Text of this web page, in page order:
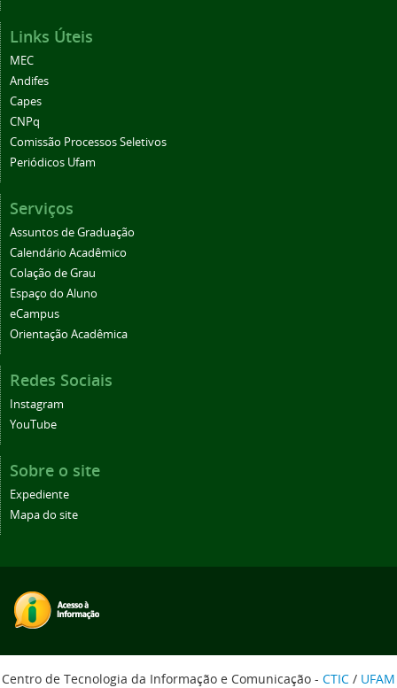
Links Úteis
MEC
Andifes
Capes
CNPq
Comissão Processos Seletivos
Periódicos Ufam
Serviços
Assuntos de Graduação
Calendário Acadêmico
Colação de Grau
Espaço do Aluno
eCampus
Orientação Acadêmica
Redes Sociais
Instagram
YouTube
Sobre o site
Expediente
Mapa do site
Centro de Tecnologia da Informação e Comunicação - CTIC / UFAM